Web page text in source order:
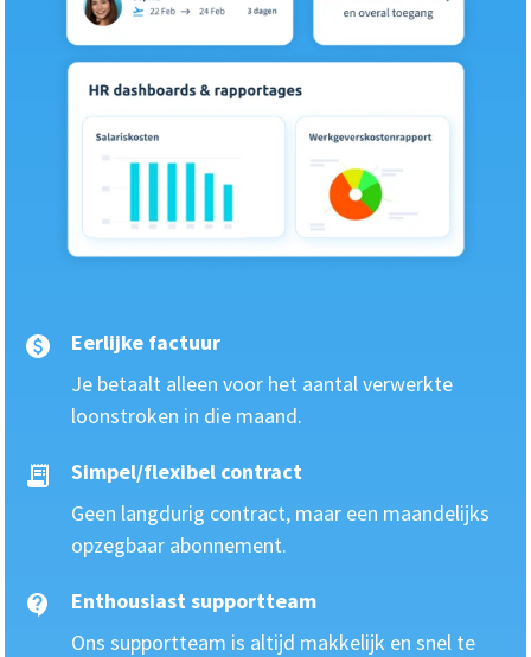
Eerlijke factuur
Je betaalt alleen voor het aantal verwerkte
loonstroken in die maand.
Simpel/flexibel contract
Geen langdurig contract, maar een maandelijks
opzegbaar abonnement.
Enthousiast supportteam
Ons supportteam is altijd makkelijk en snel te